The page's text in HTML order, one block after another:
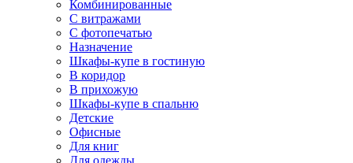
Комбинированные
С витражами
С фотопечатью
Назначение
Шкафы-купе в гостиную
В коридор
В прихожую
Шкафы-купе в спальню
Детские
Офисные
Для книг
Для одежды